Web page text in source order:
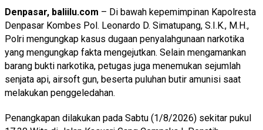
Denpasar, baliilu.com – Di bawah kepemimpinan Kapolresta
Denpasar Kombes Pol. Leonardo D. Simatupang, S.I.K., M.H.,
Polri mengungkap kasus dugaan penyalahgunaan narkotika
yang mengungkap fakta mengejutkan. Selain mengamankan
barang bukti narkotika, petugas juga menemukan sejumlah
senjata api, airsoft gun, beserta puluhan butir amunisi saat
melakukan penggeledahan.
Penangkapan dilakukan pada Sabtu (1/8/2026) sekitar pukul